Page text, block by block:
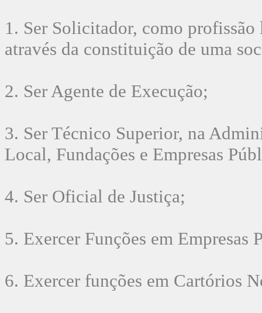
1. Ser Solicitador, como
através da constituição de uma
2. Ser Agente de Execução;
3. Ser Técnico Superior, na
Local, Fundações e Empresas
4. Ser Oficial de Justiça;
5. Exercer Funções em Empresas
6. Exercer funções em Cartórios